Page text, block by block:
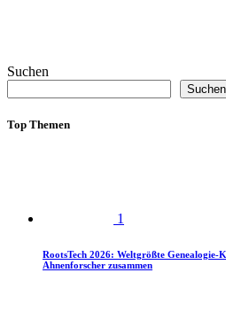
Suchen
Suchen
Top Themen
1
RootsTech 2026: Weltgrößte
Ahnenforscher zusammen